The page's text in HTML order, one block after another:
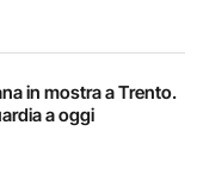
in mostra a Trento.
a oggi